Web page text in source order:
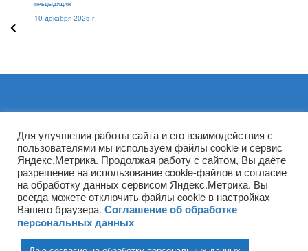
ПРЕДЫДУЩАЯ
10 декабря 2025 г.
Архивы
(ГПОУ ТО «НТПБ») 2020 г. ©
Для улучшения работы сайта и его взаимодействия с
пользователями мы используем файлы cookie и сервис
Яндекс.Метрика. Продолжая работу с сайтом, Вы даёте
разрешение на использование cookie-файлов и согласие
на обработку данных сервисом Яндекс.Метрика. Вы
всегда можете отключить файлы cookie в настройках
Вашего браузера. Соглашение об обработке
персональных данных